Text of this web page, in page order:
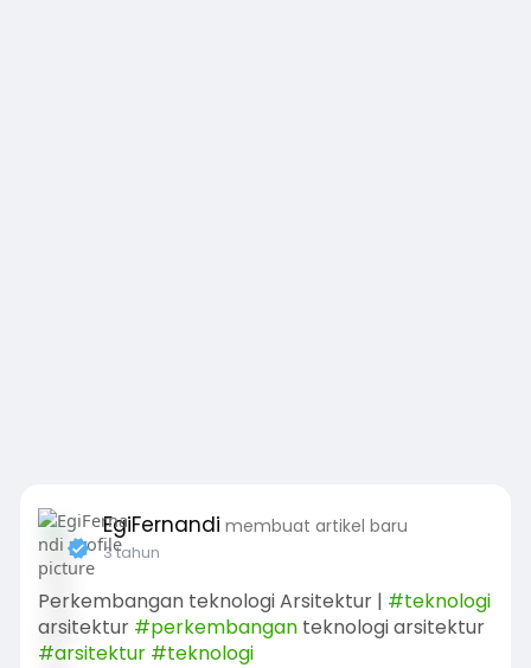
EgiFernandi membuat artikel baru
3 tahun
Perkembangan teknologi Arsitektur | #teknologi
arsitektur #perkembanganteknologi arsitektur
#arsitektur #teknologi